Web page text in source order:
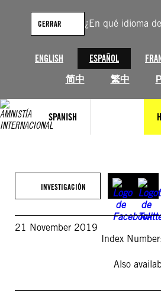
¿En qué idioma
ENGLISH ESPAÑOL
简中
繁中
CERRAR
SPANISH
contenido
INVESTIGACIÓN
21 November 2019
Index
Also